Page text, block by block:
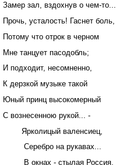
Замер зал, вздохнув о чем-то...
Прочь, усталость! Гаснет боль,
Потому что отрок в черном
Мне танцует пасодобль;
И подходит, несомненно,
К дерзкой музыке такой
Юный принц высокомерный
С вознесенною рукой... -
Ярколицый валенсиец,
Серебро на рукавах...
В окнах - стылая Россия,